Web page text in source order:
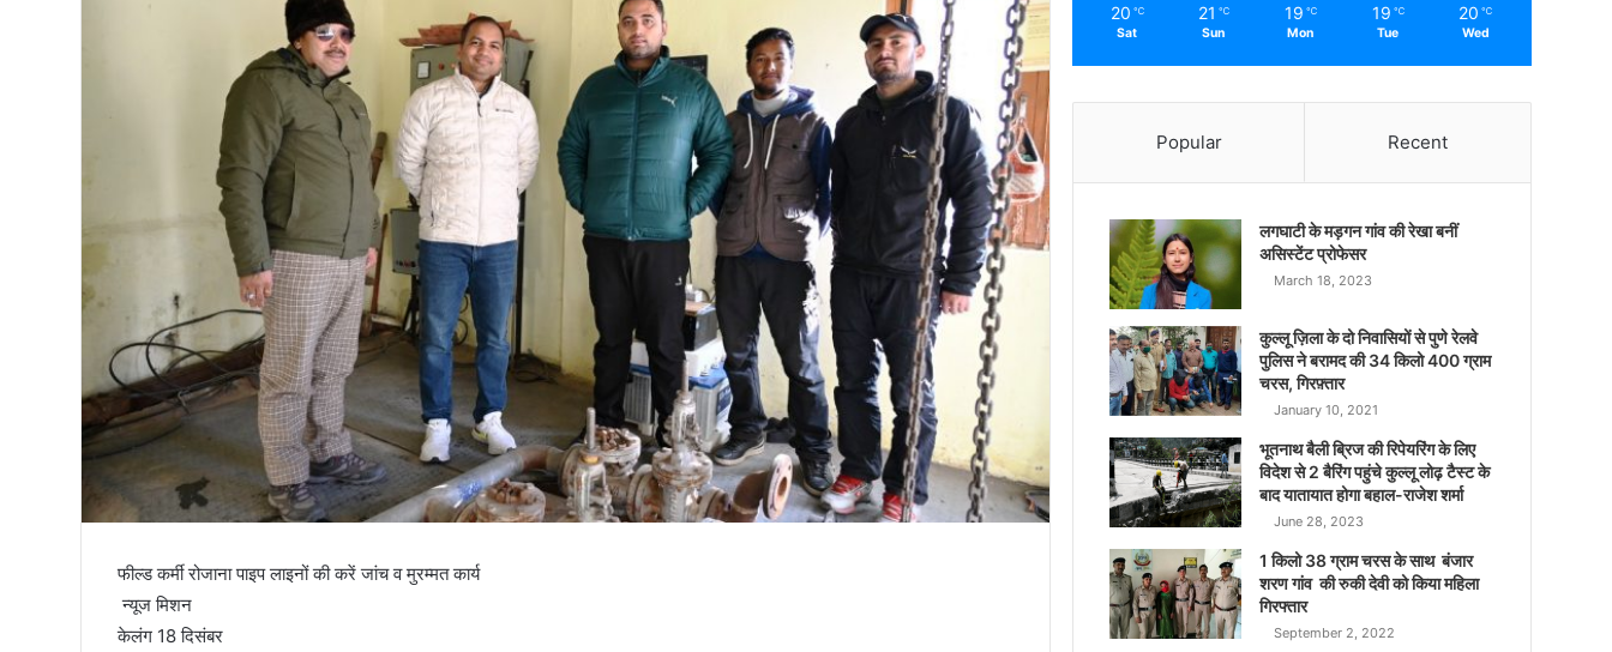
फील्ड कर्मी रोजाना पाइप लाइनों की करें जांच व मुरम्मत कार्य
न्यूज मिशन
केलंग 18 दिसंबर
20 ℃
Sat
21 ℃
Sun
19 ℃
Mon
19 ℃
Tue
20 ℃
Wed
Popular Recent
लगघाटी के मड़गन गांव की रेखा बनीं
असिस्टेंट प्रोफेसर
March 18, 2023
कुल्लू ज़िला के दो निवासियों से पुणे रेलवे
पुलिस ने बरामद की 34 किलो 400 ग्राम
चरस, गिरफ़्तार
January 10, 2021
भूतनाथ बैली ब्रिज की रिपेयरिंग के लिए
विदेश से 2 बैरिंग पहुंचे कुल्लू लोढ़ टैस्ट के
बाद यातायात होगा बहाल-राजेश शर्मा
June 28, 2023
1 किलो 38 ग्राम चरस के साथ बंजार
शरण गांव की रुकी देवी को किया महिला
गिरफ्तार
September 2, 2022